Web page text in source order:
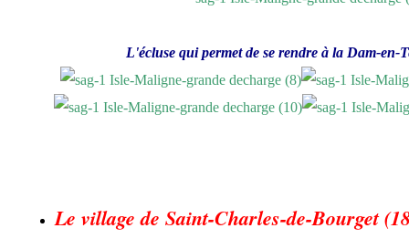
L'écluse qui permet de se rendre à la Dam-en-
Le village de Saint-Charles-de-Bourget